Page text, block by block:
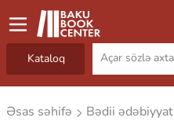
Kataloq
Əsas səhifə Bədii ədəbiyyat